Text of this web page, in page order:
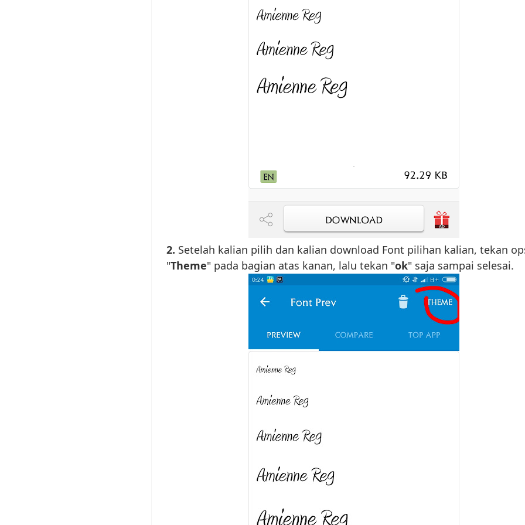
2. Setelah kalian pilih dan kalian download Font pilihan kalian, tekan
"Theme" pada bagian atas kanan, lalu tekan "ok" saja sampai selesai.